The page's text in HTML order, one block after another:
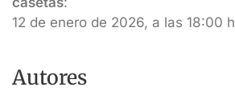
12 de enero de 2026, a las 18:00 h
Autores